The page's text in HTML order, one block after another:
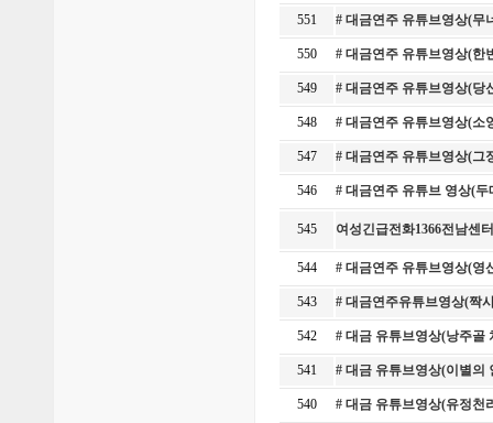
551
# 대금연주 유튜브영상(
550 # 대금연주 유튜브영상(
549 # 대금연주 유튜브영상(
548 # 대금연주 유튜브영상(
547 # 대금연주 유튜브영상(그
546 # 대금연주 유튜브 영상(
545 여성긴급전화1366전남센
544 # 대금연주 유튜브영상(
543 # 대금연주유튜브영상(짝
542 # 대금 유튜브영상(낭주골
541 # 대금 유튜브영상(이별
540 # 대금 유튜브영상(유정